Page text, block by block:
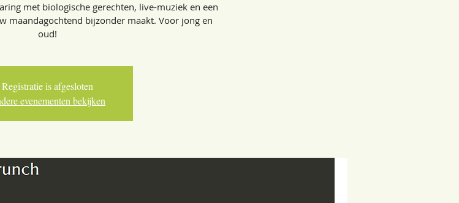
met biologische gerechten, live-muziek en een
maandagochtend bijzonder maakt. Voor jong en
oud!
Registratie is afgesloten
evenementen bekijken